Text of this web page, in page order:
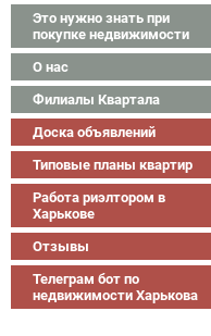
Это нужно знать при
покупке недвижимости
О нас
Филиалы Квартала
Доска объявлений
Типовые планы квартир
Работа риэлтором в
Харькове
Отзывы
Телеграм бот по
недвижимости Харькова